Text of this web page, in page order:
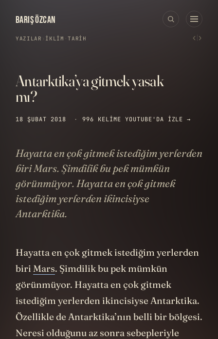
BARIŞ ÖZCAN
YAZILAR İKLIM ·TARIH ‹ ›
Antarktika’ya gitmek yasak
mı?
18 ŞUBAT 2018 · 996 KELIME YOUTUBE'DA IZLE →
Hayatta en çok gitmek istediğim yerlerden
biri Mars. Şimdilik bu pek mümkün
görünmüyor. Hayatta en çok gitmek
istediğim yerlerden ikincisiyse
Antarktika.
Hayatta en çok gitmek istediğim yerlerden
biri Mars. Şimdilik bu pek mümkün
görünmüyor. Hayatta en çok gitmek
istediğim yerlerden ikincisiyse Antarktika.
Özellikle de Antarktika’nın belli bir bölgesi.
Neresi olduğunu az sonra sebepleriyle